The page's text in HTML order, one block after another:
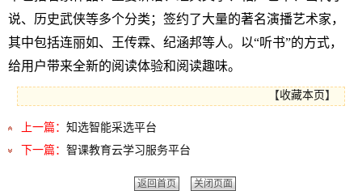
说、历史武侠等多个分类；签约了大量的著名演播艺术家，
其中包括连丽如、王传霖、纪涵邦等人。以“听书”的方式，
给用户带来全新的阅读体验和阅读趣味。
【收藏本页 】
上一篇： 知选智能采选平台
下一篇： 智课教育云学习服务平台
返回首页 关闭页面